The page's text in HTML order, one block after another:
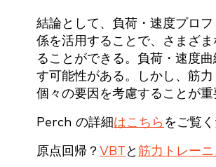
結論として、負荷・速度プロ
係を活用することで、さまざ
ることができる。負荷・速度
す可能性がある。しかし、筋
個々の要因を考慮することが重
Perch の詳細はこちら をご覧
原点回帰？ VBT と 筋力トレー